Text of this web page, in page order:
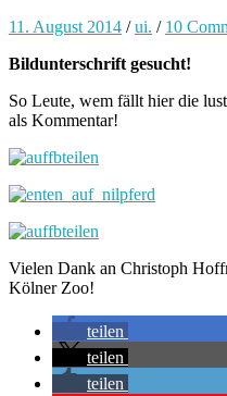
11. August 2014 /ui. / 10
Bildunterschrift gesucht!
So Leute, wem fällt hier die
als Kommentar!
Vielen Dank an Christoph
Kölner Zoo!
teilen
teilen
teilen